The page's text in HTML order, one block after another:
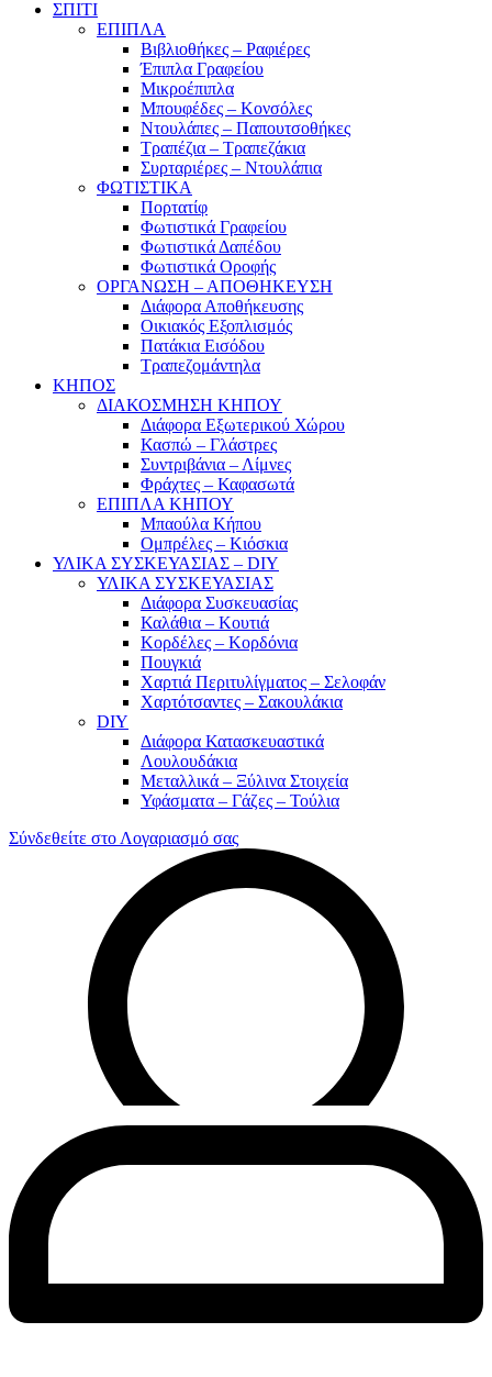
ΣΠΙΤΙ
ΕΠΙΠΛΑ
Βιβλιοθήκες – Ραφιέρες
Έπιπλα Γραφείου
Μικροέπιπλα
Μπουφέδες – Κονσόλες
Ντουλάπες – Παπουτσοθήκες
Τραπέζια – Τραπεζάκια
Συρταριέρες – Ντουλάπια
ΦΩΤΙΣΤΙΚΑ
Πορτατίφ
Φωτιστικά Γραφείου
Φωτιστικά Δαπέδου
Φωτιστικά Οροφής
ΟΡΓΑΝΩΣΗ – ΑΠΟΘΗΚΕΥΣΗ
Διάφορα Αποθήκευσης
Οικιακός Εξοπλισμός
Πατάκια Εισόδου
Τραπεζομάντηλα
ΚΗΠΟΣ
ΔΙΑΚΟΣΜΗΣΗ ΚΗΠΟΥ
Διάφορα Εξωτερικού Χώρου
Κασπώ – Γλάστρες
Συντριβάνια – Λίμνες
Φράχτες – Καφασωτά
ΕΠΙΠΛΑ ΚΗΠΟΥ
Μπαούλα Κήπου
Ομπρέλες – Κιόσκια
ΥΛΙΚΑ ΣΥΣΚΕΥΑΣΙΑΣ – DIY
ΥΛΙΚΑ ΣΥΣΚΕΥΑΣΙΑΣ
Διάφορα Συσκευασίας
Καλάθια – Κουτιά
Κορδέλες – Κορδόνια
Πουγκιά
Χαρτιά Περιτυλίγματος – Σελοφάν
Χαρτότσαντες – Σακουλάκια
DIY
Διάφορα Κατασκευαστικά
Λουλουδάκια
Μεταλλικά – Ξύλινα Στοιχεία
Υφάσματα – Γάζες – Τούλια
Σύνδεθείτε στο Λογαριασμό σας